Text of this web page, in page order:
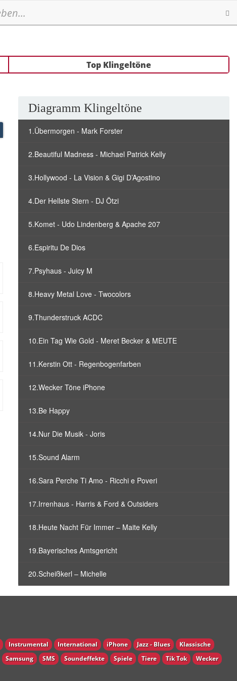
Top Klingeltöne
Diagramm Klingeltöne
1.Übermorgen - Mark Forster
2.Beautiful Madness - Michael Patrick Kelly
3.Hollywood - La Vision & Gigi D’Agostino
4.Der Hellste Stern - DJ Ötzi
5.Komet - Udo Lindenberg & Apache 207
6.Espiritu De Dios
7.Psyhaus - Juicy M
8.Heavy Metal Love - Twocolors
9.Thunderstruck ACDC
10.Ein Tag Wie Gold - Meret Becker & MEUTE
11.Kerstin Ott - Regenbogenfarben
12.Wecker Töne iPhone
13.Be Happy
14.Nur Die Musik - Joris
15.Sound Alarm
16.Sara Perche Ti Amo - Ricchi e Poveri
17.Irrenhaus - Harris & Ford & Outsiders
18.Heute Nacht Für Immer – Maite Kelly
19.Bayerisches Amtsgericht
20.Scheißkerl – Michelle
Instrumental International iPhone Jazz - Blues
Klassische
Samsung SMS Soundeffekte Spiele Tiere Tik Tok
Wecker